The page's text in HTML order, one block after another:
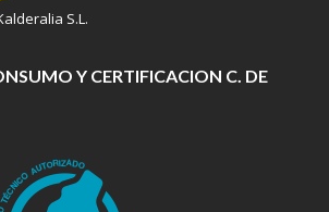
S.L.
Y CERTIFICACION C. DE